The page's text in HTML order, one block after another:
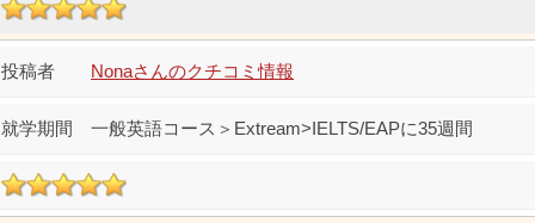
Nonaさんのクチコミ情報
一般英語コース＞Extream>IELTS/EAPに35週間